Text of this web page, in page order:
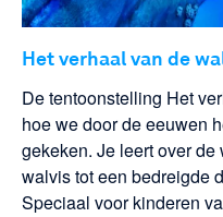
Het verhaal van de
De tentoonstelling Het
hoe we door de eeuwen
gekeken. Je leert over
walvis tot een bedreigde
Speciaal voor kinderen